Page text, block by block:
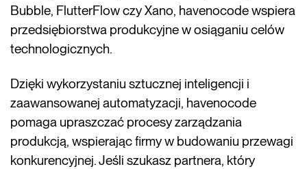
Bubble, FlutterFlow czy Xano, havenocode wspiera
przedsiębiorstwa produkcyjne w osiąganiu celów
technologicznych.
Dzięki wykorzystaniu sztucznej inteligencji i
zaawansowanej automatyzacji, havenocode
pomaga upraszczać procesy zarządzania
produkcją, wspierając firmy w budowaniu przewagi
konkurencyjnej. Jeśli szukasz partnera, który